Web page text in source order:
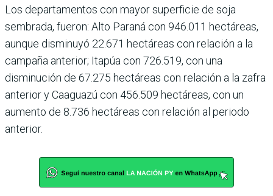
Los departamentos con mayor superficie de soja
sembrada, fueron: Alto Paraná con 946.011 hectáreas,
aunque disminuyó 22.671 hectáreas con relación a la
campaña anterior; Itapúa con 726.519, con una
disminución de 67.275 hectáreas con relación a la zafra
anterior y Caaguazú con 456.509 hectáreas, con un
aumento de 8.736 hectáreas con relación al periodo
anterior.